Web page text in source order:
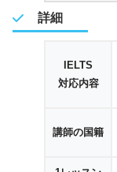
詳細
IELTS
対応内容
講師の国籍